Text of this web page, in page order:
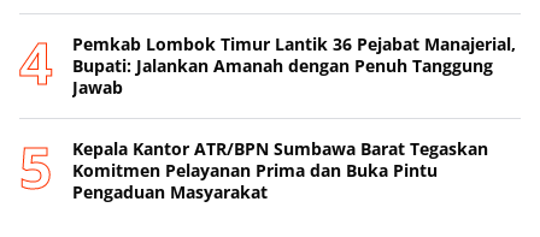
Pemkab Lombok Timur Lantik 36 Pejabat Manajerial,
Bupati: Jalankan Amanah dengan Penuh Tanggung
Jawab
Kepala Kantor ATR/BPN Sumbawa Barat Tegaskan
Komitmen Pelayanan Prima dan Buka Pintu
Pengaduan Masyarakat